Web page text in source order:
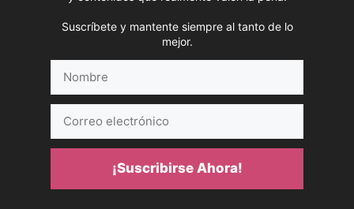
Suscríbete y mantente siempre al tanto de lo
mejor.
electrónico
¡Suscribirse Ahora!